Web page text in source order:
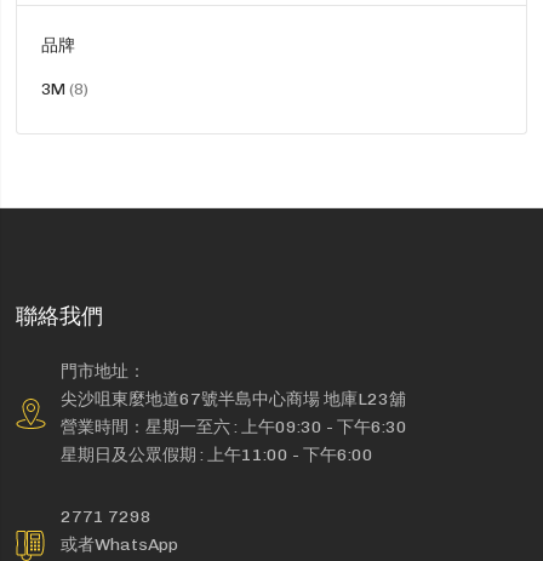
品牌
3M 8貨
聯絡我們
門市地址：
尖沙咀東麼地道67號半島中心商場 地庫L23舖
營業時間：星期一至六 : 上午09:30 - 下午6:30
星期日及公眾假期 : 上午11:00 - 下午6:00
2771 7298
或者WhatsApp